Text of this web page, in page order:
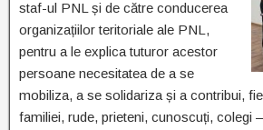
staf-ul PNL și de către conducerea
organizațiilor teritoriale ale PNL,
pentru a le explica tuturor acestor
persoane necesitatea de a se
mobiliza, a se solidariza și a contribui,
familiei, rude, prieteni, cunoscuți, colegi